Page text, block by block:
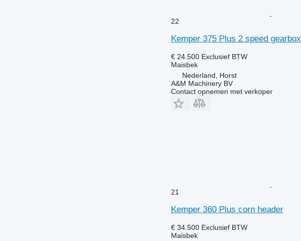
22
Kemper 375 Plus 2 speed gearbox
€ 24.500 Exclusief BTW
Maisbek
Nederland, Horst
A&M Machinery BV
Contact opnemen met verkoper
21
Kemper 360 Plus corn header
€ 34.500 Exclusief BTW
Maisbek